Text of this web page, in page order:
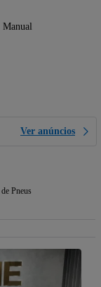
Manual
Ver anúncios
Pneus